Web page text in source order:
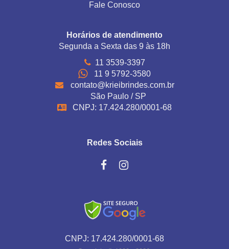
Fale Conosco
Horários de atendimento
Segunda a Sexta das 9 às 18h
11 3539-3397
11 9 5792-3580
contato@krieibrindes.com.br
São Paulo / SP
CNPJ: 17.424.280/0001-68
Redes Sociais
CNPJ: 17.424.280/0001-68